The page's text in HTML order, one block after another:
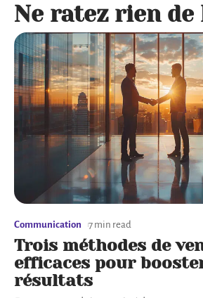
Ne ratez rien de
Communication 7 min read
Trois méthodes de
efficaces pour
résultats